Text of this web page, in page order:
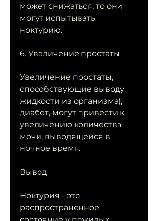
может снижаться, то они
могут испытывать
ноктурию.
6. Увеличение простаты
Увеличение простаты,
способствующие выводу
жидкости из организма),
диабет, могут привести к
увеличению количества
мочи, выводящейся в
ночное время.
Вывод
Ноктурия - это
распространенное